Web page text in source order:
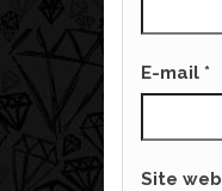
E-mail *
Site web